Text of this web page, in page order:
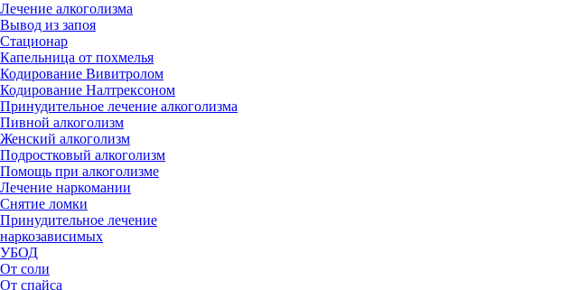
Лечение алкоголизма
Вывод из запоя
Стационар
Капельница от похмелья
Кодирование Вивитролом
Кодирование Налтрексоном
Принудительное лечение алкоголизма
Пивной алкоголизм
Женский алкоголизм
Подростковый алкоголизм
Помощь при алкоголизме
Лечение наркомании
Снятие ломки
Принудительное лечение
наркозависимых
УБОД
От соли
От спайса